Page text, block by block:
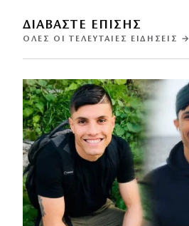
ΔΙΑΒΑΣΤΕ ΕΠΙΣΗΣ
ΌΛΕΣ ΟΙ ΤΕΛΕΥΤΑΊΕΣ ΕΙΔΉΣΕΙΣ →